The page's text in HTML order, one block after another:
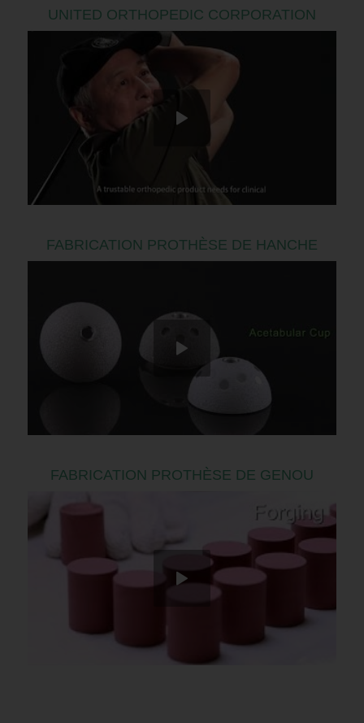
UNITED ORTHOPEDIC CORPORATION
FABRICATION PROTHÈSE DE HANCHE
FABRICATION PROTHÈSE DE GENOU